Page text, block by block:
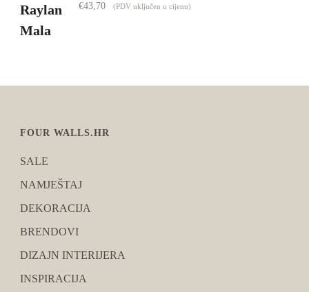
€43,70 (PDV uključen u cijenu)
FOUR WALLS.HR
SALE
NAMJEŠTAJ
DEKORACIJA
BRENDOVI
DIZAJN INTERIJERA
INSPIRACIJA